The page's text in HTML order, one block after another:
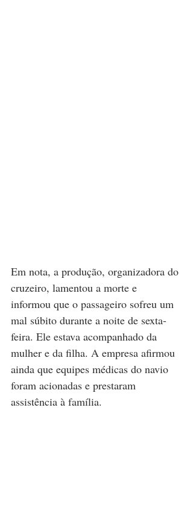
Em nota, a produção, organizadora do
cruzeiro, lamentou a morte e
informou que o passageiro sofreu um
mal súbito durante a noite de sexta-
feira. Ele estava acompanhado da
mulher e da filha. A empresa afirmou
ainda que equipes médicas do navio
foram acionadas e prestaram
assistência à família.